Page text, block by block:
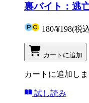
裏バイト：逃
180/¥198(税
カートに追加
カートに追加し
試し読み